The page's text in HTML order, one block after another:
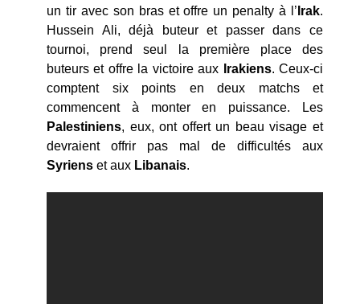
un tir avec son bras et offre un penalty à l’ Irak.
Hussein Ali, déjà buteur et passer dans ce
tournoi, prend seul la première place des
buteurs et offre la victoire aux
Irakiens. Ceux-ci
comptent six points en deux matchs et
commencent à monter en puissance. Les
Palestiniens, eux, ont offert un beau visage et
devraient offrir pas mal de difficultés aux
Syriens et aux Libanais.